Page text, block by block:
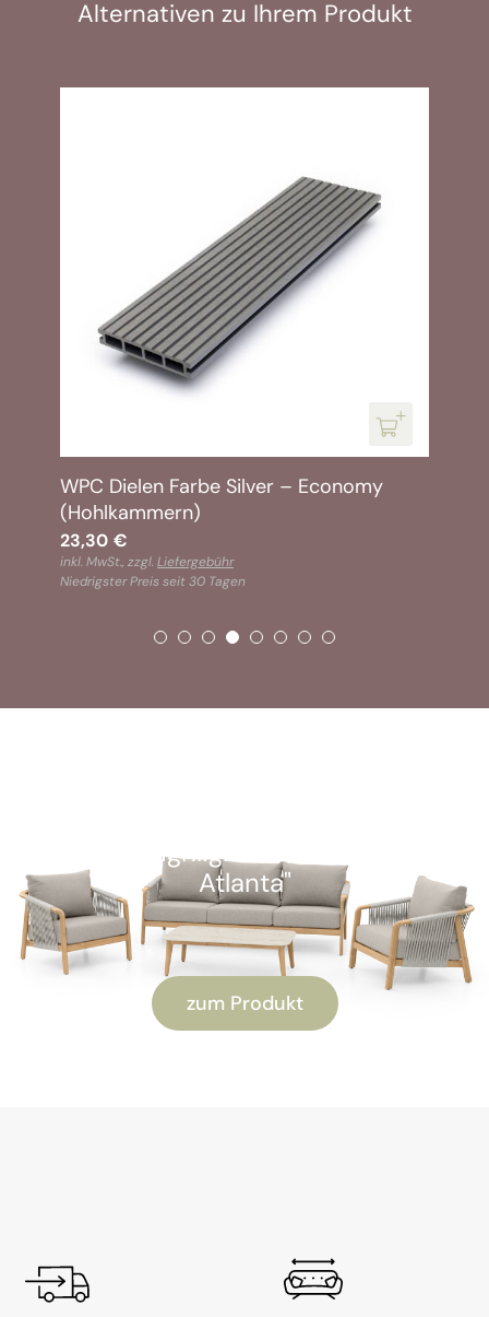
Alternativen zu Ihrem Produkt
WPC Dielen Farbe Silver – Economy
(Hohlkammern)
23,30 €
inkl. MwSt., zzgl.Liefergebühr
Niedrigster Preis seit 30 Tagen
Kunden-Highlight: "Alu Lounge-Set
Atlanta"
zum Produkt